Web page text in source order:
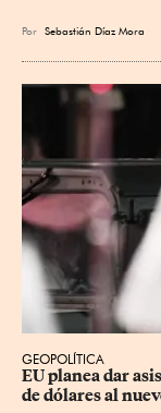
Por Sebastián Díaz Mora
GEOPOLÍTICA
EU planea dar
de dólares al